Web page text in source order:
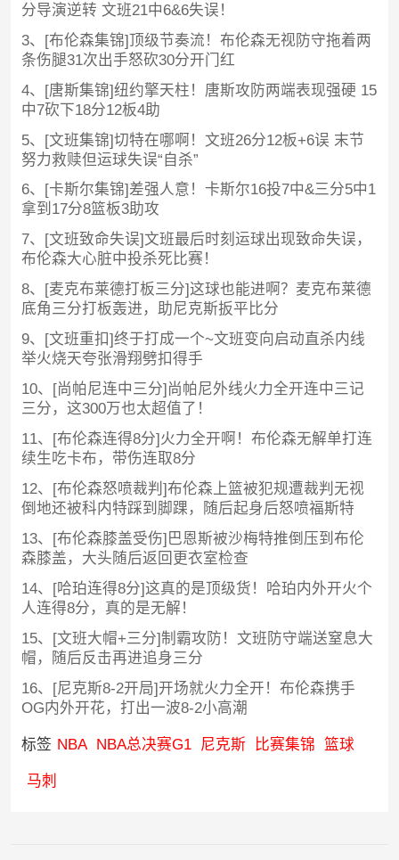
分导演逆转 文班21中6&6失误！
3、[布伦森集锦]顶级节奏流！布伦森无视防守拖着两
条伤腿31次出手怒砍30分开门红
4、[唐斯集锦]纽约擎天柱！唐斯攻防两端表现强硬 15
中7砍下18分12板4助
5、[文班集锦]切特在哪啊！文班26分12板+6误 末节
努力救赎但运球失误“自杀”
6、[卡斯尔集锦]差强人意！卡斯尔16投7中&三分5中1
拿到17分8篮板3助攻
7、[文班致命失误]文班最后时刻运球出现致命失误，
布伦森大心脏中投杀死比赛！
8、[麦克布莱德打板三分]这球也能进啊？麦克布莱德
底角三分打板轰进，助尼克斯扳平比分
9、[文班重扣]终于打成一个~文班变向启动直杀内线
举火烧天夸张滑翔劈扣得手
10、[尚帕尼连中三分]尚帕尼外线火力全开连中三记
三分，这300万也太超值了！
11、[布伦森连得8分]火力全开啊！布伦森无解单打连
续生吃卡布，带伤连取8分
12、[布伦森怒喷裁判]布伦森上篮被犯规遭裁判无视
倒地还被科内特踩到脚踝，随后起身后怒喷福斯特
13、[布伦森膝盖受伤]巴恩斯被沙梅特推倒压到布伦
森膝盖，大头随后返回更衣室检查
14、[哈珀连得8分]这真的是顶级货！哈珀内外开火个
人连得8分，真的是无解！
15、[文班大帽+三分]制霸攻防！文班防守端送窒息大
帽，随后反击再进追身三分
16、[尼克斯8-2开局]开场就火力全开！布伦森携手
OG内外开花，打出一波8-2小高潮
标签 NBA NBA总决赛G1 尼克斯 比赛集锦 篮球
马刺